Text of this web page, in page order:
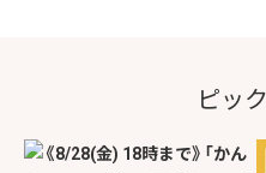
ピッ